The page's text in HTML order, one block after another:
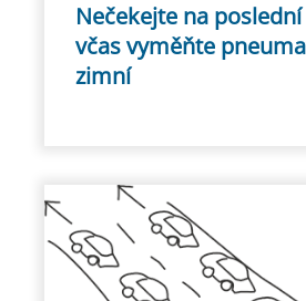
Nečekejte na
včas vyměňte
zimní